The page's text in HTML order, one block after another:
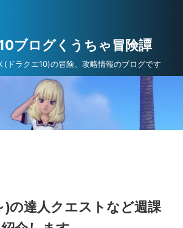
ブログくうちゃ冒険譚
(ドラクエ10)の冒険、攻略情報のブログです
)の達人クエストなど週課